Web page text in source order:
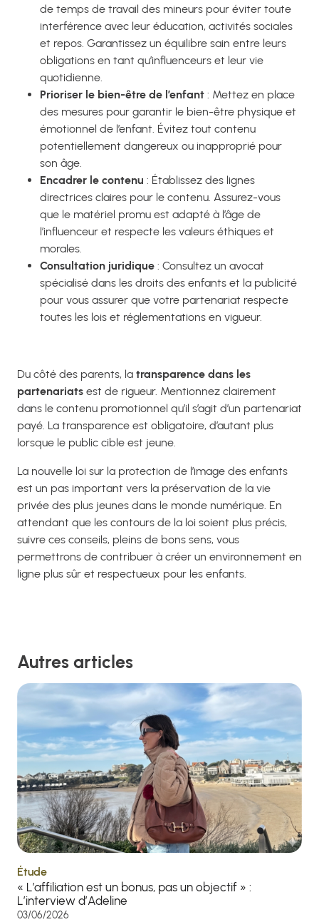
de temps de travail des mineurs pour éviter toute
interférence avec leur éducation, activités sociales
et repos. Garantissez un équilibre sain entre leurs
obligations en tant qu’influenceurs et leur vie
quotidienne.
Prioriser le bien-être de l’enfant : Mettez en place
des mesures pour garantir le bien-être physique et
émotionnel de l’enfant. Évitez tout contenu
potentiellement dangereux ou inapproprié pour
son âge.
Encadrer le contenu : Établissez des lignes
directrices claires pour le contenu. Assurez-vous
que le matériel promu est adapté à l’âge de
l’influenceur et respecte les valeurs éthiques et
morales.
Consultation juridique : Consultez un avocat
spécialisé dans les droits des enfants et la publicité
pour vous assurer que votre partenariat respecte
toutes les lois et réglementations en vigueur.
Du côté des parents, la transparence dans les
partenariats est de rigueur. Mentionnez clairement
dans le contenu promotionnel qu’il s’agit d’un partenariat
payé. La transparence est obligatoire, d’autant plus
lorsque le public cible est jeune.
La nouvelle loi sur la protection de l’image des enfants
est un pas important vers la préservation de la vie
privée des plus jeunes dans le monde numérique. En
attendant que les contours de la loi soient plus précis,
suivre ces conseils, pleins de bons sens, vous
permettrons de contribuer à créer un environnement en
ligne plus sûr et respectueux pour les enfants.
Autres articles
Étude
« L’affiliation est un bonus, pas un objectif » :
L’interview d’Adeline
03/06/2026